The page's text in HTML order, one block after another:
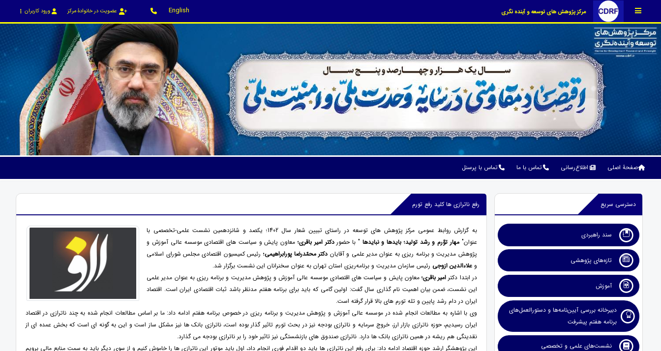
مرکز پژوهش های توسعه و آینده نگری English عضویت در خانوادۀ مرکز ورود کاربران
صفحۀ اصلی اطلاع‌رسانی تماس با ما تماس با پرسنل
دسترسی سریع
سند راهبردی
تازه‌های پژوهشی
آموزش
دبیرخانه بررسی آیین‌نامه‌ها و دستورالعمل‌های
برنامه هفتم پیشرفت
نشست‌های علمی و تخصصی
رفع ناترازی ها کلید رفع تورم
به گزارش روابط عمومی مرکز پژوهش های توسعه در راستای تبیین شعار سال 1402؛ یکصد و شانزدهمین نشست علمی-تخصصی با
عنوان" مهار توّرم و رشد تولید؛ بایدها و نبایدها " با حضوردکتر امیر باقری؛ معاون پایش و سیاست های اقتصادی موسسه عالی آموزش و
پژوهش مدیریت و برنامه ریزی به عنوان مدیر علمی و آقایان دکتر محمّدرضا پورابراهیمی؛ رئیس کمیسیون اقتصادی مجلس شورای اسلامی
وعلاءالدین ازوجی رئیس سازمان مدیریت و برنامه‌ریزی استان تهران به عنوان سخنرانان این نشست برگزار شد.
در ابتدا دکتر امیر باقری؛ معاون پایش و سیاست های اقتصادی موسسه عالی آموزش و پژوهش مدیریت و برنامه ریزی به عنوان مدیر علمی
این نشست، ضمن بیان اهمیت نام گذاری سال گفت: اولین گامی که باید برای برنامه هفتم مدنظر باشد ثبات اقتصادی ایران است. اقتصاد
ایران در دام رشد پایین و تله تورم های بالا قرار گرفته است.
وی با اشاره به مطالعات انجام شده در موسسه عالی آموزش و پژوهش مدیریت و برنامه ریزی در خصوص برنامه هفتم ادامه داد: ما بر اساس مطالعات انجام شده به چند ناترازی در اقتصاد
ایران رسیدیم، حوزه ناترازی بازار ارز، خروج سرمایه و ناترازی بودجه نیز در بحث تورم تاثیر گذار بوده است، ناترازی بانک ها نیز مشکل ساز است و این به گونه ای است که بخش عمده ای از
نقدینگی هم ریشه در همین ناترازی بانک ها دارد. ناترازی صندوق های بازنشستگی نیز تاثیر خود را بر ناترازی بودجه می گذارد.
این پژوهشگر ارشد حوزه اقتصاد ادامه داد: برای رفع این ناترازی ها باید دو اقدام فوری انجام داد، اول باید موتور این ناترازی ها را خاموش کنیم و از سوی دیگر باید به سمت منابع مالی برویم